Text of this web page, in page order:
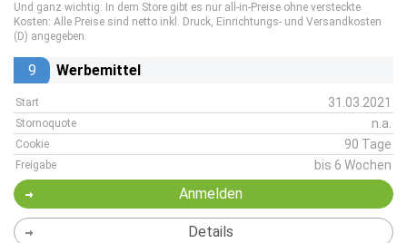
Und ganz wichtig: In dem Store gibt es nur all-in-Preise ohne versteckte
Kosten: Alle Preise sind netto inkl. Druck, Einrichtungs- und Versandkosten
(D) angegeben.
9 Werbemittel
Start 31.03.2021
Stornoquote n.a.
Cookie 90 Tage
Freigabe bis 6 Wochen
Anmelden
Details